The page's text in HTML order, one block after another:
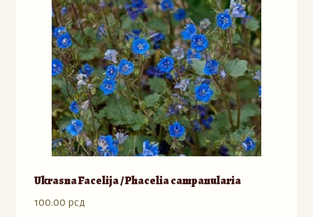
Ukrasna Facelija / Phacelia campanularia
100.00 рсд